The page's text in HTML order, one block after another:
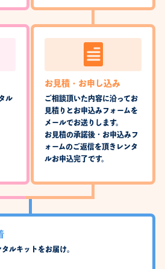
ル
お見積・お申し込み
ご相談頂いた内容に沿ってお
見積りとお申込みフォームを
メールでお送りします。
お見積の承諾後・お申込みフ
ォームのご返信を頂きレンタ
ルお申込完了です。
タルキットをお届け。